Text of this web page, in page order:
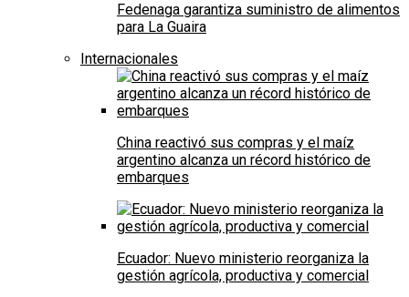
Fedenaga garantiza suministro de alimentos
para La Guaira
Internacionales
China reactivó sus compras y el maíz
argentino alcanza un récord histórico de
embarques
Ecuador: Nuevo ministerio reorganiza la
gestión agrícola, productiva y comercial